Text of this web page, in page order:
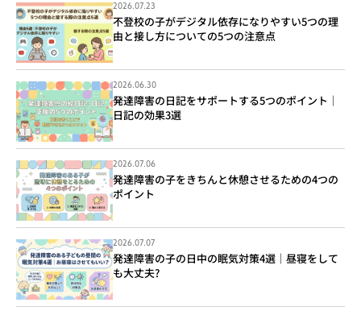
2026.07.23
不登校の子がデジタル依存になりやすい5つの理
由と接し方についての5つの注意点
2026.06.30
発達障害の日記をサポートする5つのポイント｜
日記の効果3選
2026.07.06
発達障害の子をきちんと休憩させるための4つの
ポイント
2026.07.07
発達障害の子の日中の眠気対策4選｜昼寝をして
も大丈夫?